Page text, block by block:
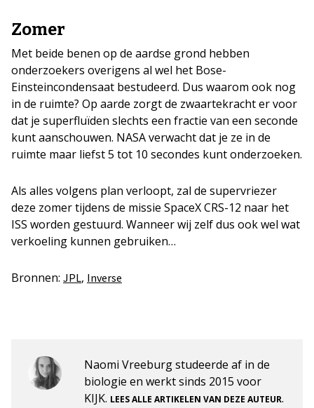
Zomer
Met beide benen op de aardse grond hebben
onderzoekers overigens al wel het Bose-
Einsteincondensaat bestudeerd. Dus waarom ook nog
in de ruimte? Op aarde zorgt de zwaartekracht er voor
dat je superfluïden slechts een fractie van een seconde
kunt aanschouwen. NASA verwacht dat je ze in de
ruimte maar liefst 5 tot 10 secondes kunt onderzoeken.
Als alles volgens plan verloopt, zal de supervriezer
deze zomer tijdens de missie SpaceX CRS-12 naar het
ISS worden gestuurd. Wanneer wij zelf dus ook wel wat
verkoeling kunnen gebruiken…
Bronnen: JPL, Inverse
Naomi Vreeburg studeerde af in de
biologie en werkt sinds 2015 voor
KIJK. LEES ALLE ARTIKELEN VAN DEZE AUTEUR.